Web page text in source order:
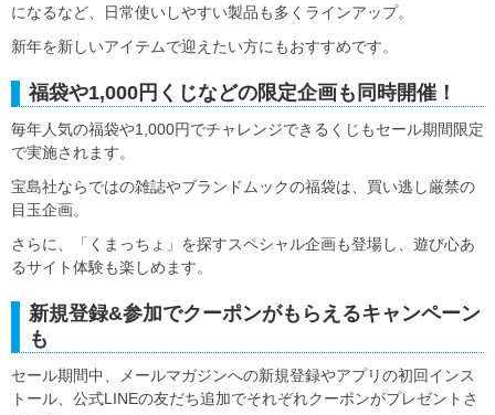
になるなど、日常使いしやすい製品も多くラインアップ。
新年を新しいアイテムで迎えたい方にもおすすめです。
福袋や1,000円くじなどの限定企画も同時開催！
毎年人気の福袋や1,000円でチャレンジできるくじもセール期間限定
で実施されます。
宝島社ならではの雑誌やブランドムックの福袋は、買い逃し厳禁の
目玉企画。
さらに、「くまっちょ」を探すスペシャル企画も登場し、遊び心あ
るサイト体験も楽しめます。
新規登録&参加でクーポンがもらえるキャンペーン
も
セール期間中、メールマガジンへの新規登録やアプリの初回インス
トール、公式LINEの友だち追加でそれぞれクーポンがプレゼントさ